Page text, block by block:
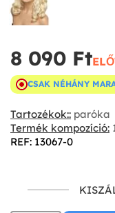
8 090 Ft‎
CSAK NÉHÁNY
Tartozékok:: paróka
Termék kompozíció:
REF: 13067-0